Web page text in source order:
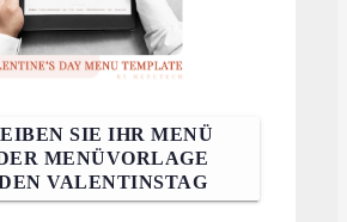
SIE IHR MENÜ
MENÜVORLAGE
VALENTINSTAG